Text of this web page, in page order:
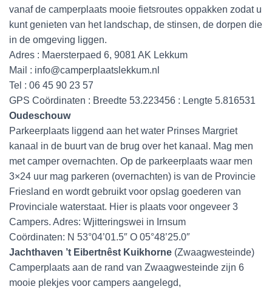
vanaf de camperplaats mooie fietsroutes oppakken zodat u
kunt genieten van het landschap, de stinsen, de dorpen die
in de omgeving liggen.
Adres : Maersterpaed 6, 9081 AK Lekkum
Mail : info@camperplaatslekkum.nl
Tel : 06 45 90 23 57
GPS Coördinaten : Breedte 53.223456 : Lengte 5.816531
Oudeschouw
Parkeerplaats liggend aan het water Prinses Margriet
kanaal in de buurt van de brug over het kanaal. Mag men
met camper overnachten. Op de parkeerplaats waar men
3×24 uur mag parkeren (overnachten) is van de Provincie
Friesland en wordt gebruikt voor opslag goederen van
Provinciale waterstaat. Hier is plaats voor ongeveer 3
Campers. Adres: Wjitteringswei in Irnsum
Coördinaten: N 53°04’01.5″ O 05°48’25.0″
Jachthaven ’t Eibertnêst Kuikhorne (Zwaagwesteinde)
Camperplaats aan de rand van Zwaagwesteinde zijn 6
mooie plekjes voor campers aangelegd,